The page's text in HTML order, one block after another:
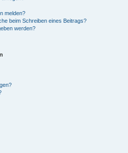
melden?
beim Schreiben eines Beitrags?
werden?